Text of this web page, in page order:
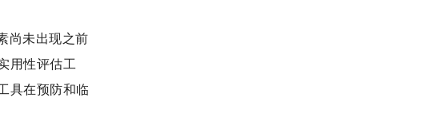
尚未出现之前
用性评估工
具在预防和临